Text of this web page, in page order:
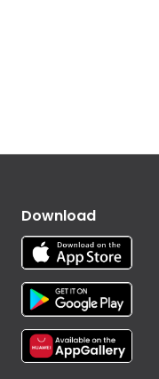
Download